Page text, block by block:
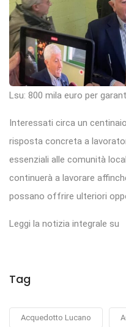
Lsu: 800 mila euro per
Interessati circa un
risposta concreta a
essenziali alle comunità
continuerà a lavorare
possano offrire ulteriori
Leggi la notizia integrale su
Tag
Acquedotto Lucano